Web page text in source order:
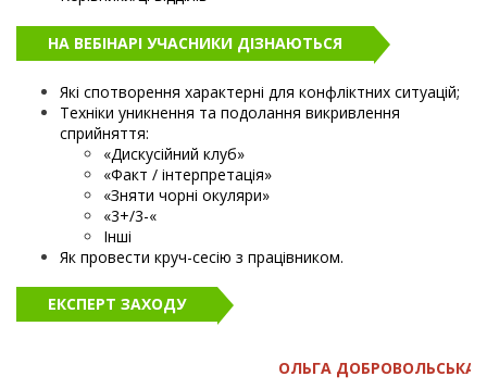
НА ВЕБІНАРІ УЧАСНИКИ ДІЗНАЮТЬСЯ
Які спотворення характерні для конфліктних ситуацій;
Техніки уникнення та подолання викривлення
сприйняття:
«Дискусійний клуб»
«Факт / інтерпретація»
«Зняти чорні окуляри»
«3+/3-«
Інші
Як провести круч-сесію з працівником.
ЕКСПЕРТ ЗАХОДУ
ОЛЬГА ДОБРОВОЛЬСЬКА